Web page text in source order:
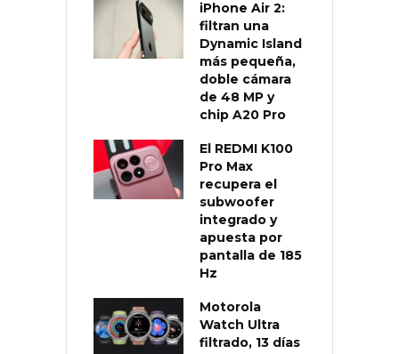
iPhone Air 2:
filtran una
Dynamic Island
más pequeña,
doble cámara
de 48 MP y
chip A20 Pro
El REDMI K100
Pro Max
recupera el
subwoofer
integrado y
apuesta por
pantalla de 185
Hz
Motorola
Watch Ultra
filtrado, 13 días